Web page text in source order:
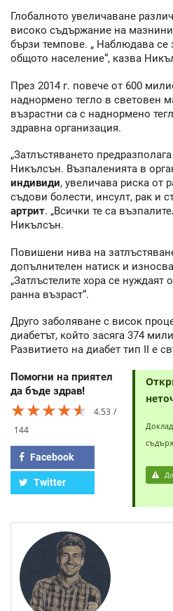
Глобалното увеличаване
високо съдържание на
бързи темпове. „ Наблюдава се
общото население“, казва
През 2014 г. повече от 600
наднормено тегло в световен
възрастни са с наднормено
здравна организация.
„Затлъстяването
Никълсън. Възпаленията в
индивиди, увеличава риска от
съдови болести, инсулт, рак и
артрит. „Всички те са
Никълсън.
Повишени нива на
допълнителен натиск и
„Затлъстелите хора се нуждаят
ранна възраст“.
Друго заболяване с висок
диабетът, който засяга 374
Развитието на диабет тип II е
Помогни на приятел
да бъде здрав!
★★★★★
★★★★★
★★★★★
4.53
144
Facebook
Twitter